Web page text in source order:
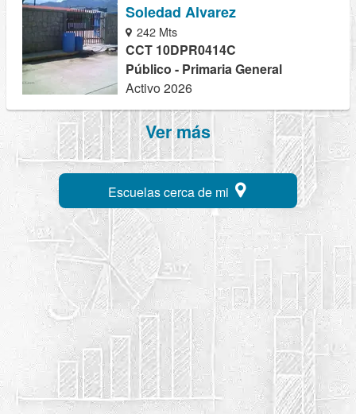
Soledad Alvarez
242 Mts
CCT 10DPR0414C
Público - Primaria General
Activo 2026
Ver más
Escuelas cerca de mi